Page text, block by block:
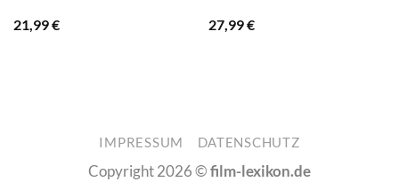
21,99€
27,99€
IMPRESSUM DATENSCHUTZ
Copyright 2026 ©film-lexikon.de